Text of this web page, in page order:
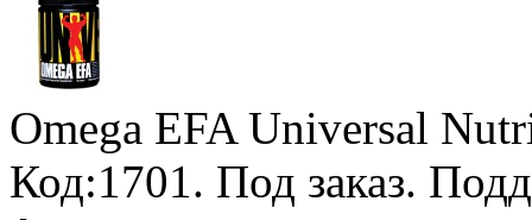
Omega EFA Universal
Код:1701. Под заказ.